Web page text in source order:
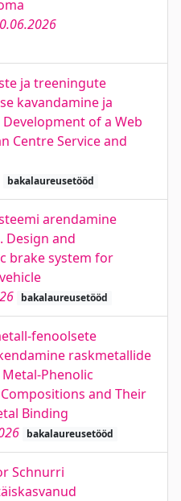
ja treeningute
kavandamine ja
of a Web
Centre Service and
bakalaureusetööd
arendamine
Design and
brake system for
bakalaureusetööd
fenoolsete
raskmetallide
Phenolic
and Their
Binding
bakalaureusetööd
Schnurri